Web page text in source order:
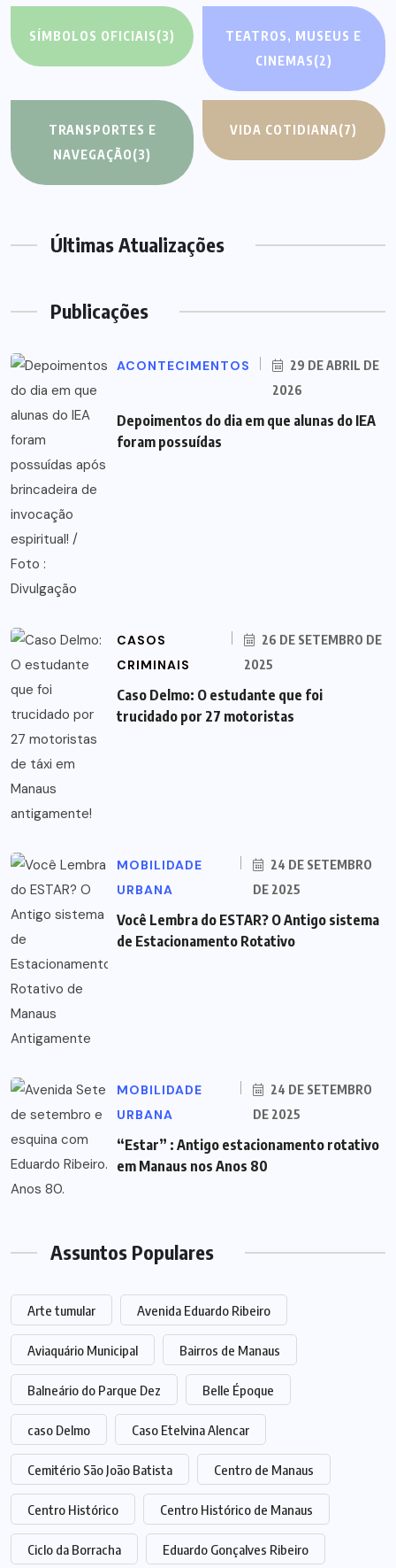
SÍMBOLOS OFICIAIS(3)
TEATROS, MUSEUS E
CINEMAS(2)
TRANSPORTES E
NAVEGAÇÃO(3)
VIDA COTIDIANA(7)
Últimas Atualizações
Publicações
ACONTECIMENTOS
29 DE ABRIL DE
2026
Depoimentos do dia em que alunas do IEA
foram possuídas
CASOS
CRIMINAIS
26 DE SETEMBRO DE
2025
Caso Delmo: O estudante que foi
trucidado por 27 motoristas
MOBILIDADE
URBANA
24 DE SETEMBRO
DE 2025
Você Lembra do ESTAR? O Antigo sistema
de Estacionamento Rotativo
MOBILIDADE
URBANA
24 DE SETEMBRO
DE 2025
“Estar” : Antigo estacionamento rotativo
em Manaus nos Anos 80
Assuntos Populares
Arte tumular Avenida Eduardo Ribeiro
Aviaquário Municipal Bairros de Manaus
Balneário do Parque Dez Belle Époque
caso Delmo Caso Etelvina Alencar
Cemitério São João Batista Centro de Manaus
Centro Histórico Centro Histórico de Manaus
Ciclo da Borracha Eduardo Gonçalves Ribeiro